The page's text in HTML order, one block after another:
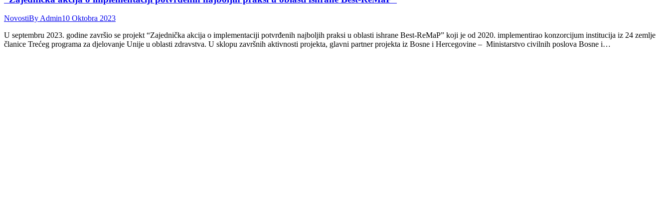
NovostiBy Admin10 Oktobra 2023
U septembru 2023. godine završio se projekt “Zajednička akcija o implementaciji potvrđenih najboljih praksi u oblasti ishrane Best-ReMaP” koji je od 2020. implementirao konzorcijum institucija iz 24 zemlje
članice Trećeg programa za djelovanje Unije u oblasti zdravstva. U sklopu završnih aktivnosti projekta, glavni partner projekta iz Bosne i Hercegovine – Ministarstvo civilnih poslova Bosne i…